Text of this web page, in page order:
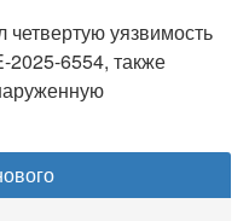
уязвимость
2025-6554, также